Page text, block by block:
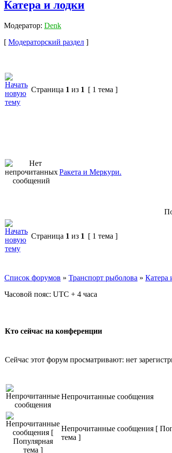
Катера и лодки
Модератор: Denk
[ Модераторский раздел ]
Страница 1 из 1 [ 1 тема ]
Ракета и Меркури.
Страница 1 из 1 [ 1 тема ]
Список форумов » Транспорт рыболова » Катера
Часовой пояс: UTC + 4 часа
Кто сейчас на конференции
Сейчас этот форум просматривают: нет
Непрочитанные сообщения
Непрочитанные сообщения [
тема ]